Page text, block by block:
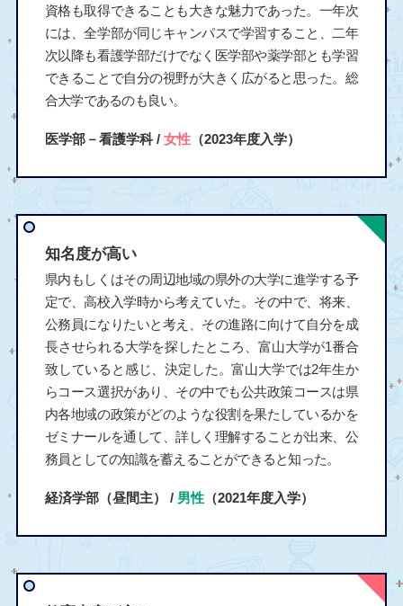
資格も取得できることも大きな魅力であった。一年次
には、全学部が同じキャンパスで学習すること、二年
次以降も看護学部だけでなく医学部や薬学部とも学習
できることで自分の視野が大きく広がると思った。総
合大学であるのも良い。
医学部－看護学科 / 女性（2023年度入学）
知名度が高い
県内もしくはその周辺地域の県外の大学に進学する予
定で、高校入学時から考えていた。その中で、将来、
公務員になりたいと考え、その進路に向けて自分を成
長させられる大学を探したところ、富山大学が1番合
致していると感じ、決定した。富山大学では2年生か
らコース選択があり、その中でも公共政策コースは県
内各地域の政策がどのような役割を果たしているかを
ゼミナールを通して、詳しく理解することが出来、公
務員としての知識を蓄えることができると知った。
経済学部（昼間主） / 男性（2021年度入学）